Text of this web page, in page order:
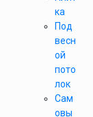
ка
Под
весн
ой
пото
лок
Сам
овы